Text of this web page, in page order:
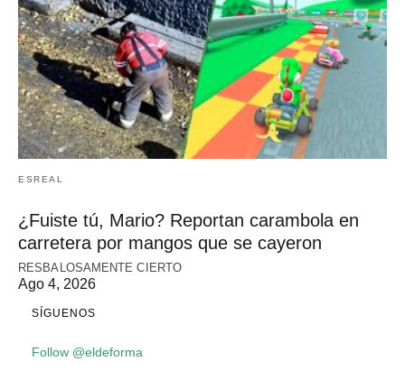
ESREAL
¿Fuiste tú, Mario? Reportan carambola en
carretera por mangos que se cayeron
RESBALOSAMENTE CIERTO
Ago 4, 2026
SÍGUENOS
Follow @eldeforma